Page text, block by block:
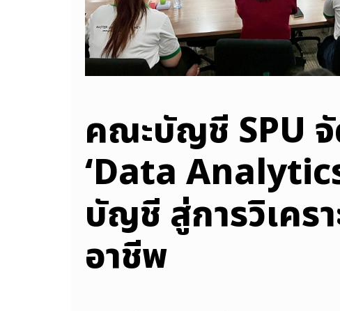
คณะบัญชี SPU
‘Data
บัญชี สู่การวิเคร
อาชีพ